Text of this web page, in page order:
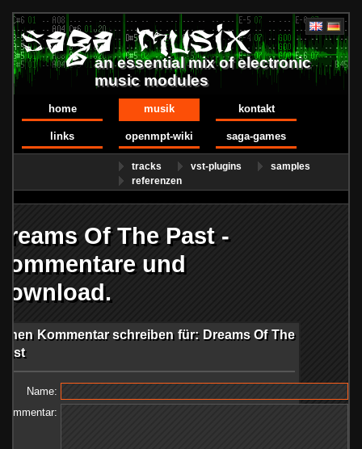
an essential mix of electronic
music modules
home musik kontakt
links openmpt-wiki saga-games
tracks vst-plugins
samples
referenzen
Of The Past -
und
Kommentar schreiben für: Dreams Of The
Name:
Kommentar: